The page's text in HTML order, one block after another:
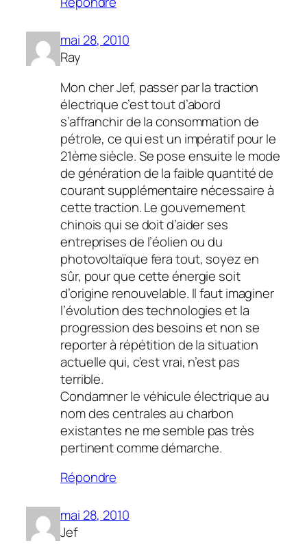
mai 28, 2010
Ray
Mon cher Jef, passer par la traction
électrique c’est tout d’abord
s’affranchir de la consommation de
pétrole, ce qui est un impératif pour le
21ème siècle. Se pose ensuite le mode
de génération de la faible quantité de
courant supplémentaire nécessaire à
cette traction. Le gouvernement
chinois qui se doit d’aider ses
entreprises de l’éolien ou du
photovoltaïque fera tout, soyez en
sûr, pour que cette énergie soit
d’origine renouvelable. Il faut imaginer
l’évolution des technologies et la
progression des besoins et non se
reporter à répétition de la situation
actuelle qui, c’est vrai, n’est pas
terrible.
Condamner le véhicule électrique au
nom des centrales au charbon
existantes ne me semble pas très
pertinent comme démarche.
Répondre
mai 28, 2010
Jef